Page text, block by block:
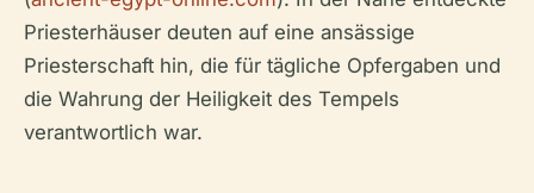
Priesterhäuser deuten auf eine ansässige
Priesterschaft hin, die für tägliche Opfergaben und
die Wahrung der Heiligkeit des Tempels
verantwortlich war.